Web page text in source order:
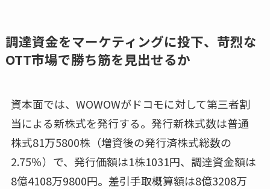
調達資金をマーケティングに投下、苛烈な
OTT市場で勝ち筋を見出せるか
資本面では、WOWOWがドコモに対して第三者割
当による新株式を発行する。発行新株式数は普通
株式81万5800株（増資後の発行済株式総数の
2.75％）で、発行価額は1株1031円、調達資金額は
8億4108万9800円。差引手取概算額は8億3208万